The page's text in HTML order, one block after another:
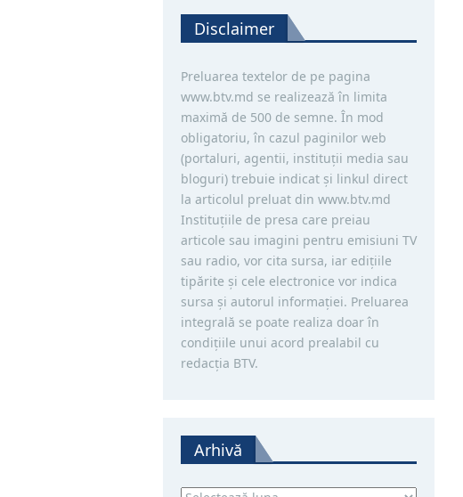
Disclaimer
Preluarea textelor de pe pagina
www.btv.md se realizează în limita
maximă de 500 de semne. În mod
obligatoriu, în cazul paginilor web
(portaluri, agentii, instituţii media sau
bloguri) trebuie indicat şi linkul direct
la articolul preluat din www.btv.md
Instituţiile de presa care preiau
articole sau imagini pentru emisiuni TV
sau radio, vor cita sursa, iar ediţiile
tipărite și cele electronice vor indica
sursa şi autorul informaţiei. Preluarea
integrală se poate realiza doar în
condiţiile unui acord prealabil cu
redacţia BTV.
Arhivă